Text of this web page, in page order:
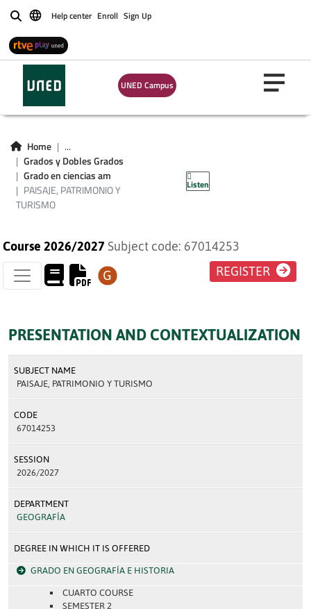
BuscarHelp center Enroll Sign Up
UNED Campus
Home
...
Grados y Dobles Grados
Grado en ciencias am
PAISAJE, PATRIMONIO Y
TURISMO
Listen
PAISAJE,
PATRIMONIO Y
TURISMO
Course 2026/2027 Subject code: 67014253
REGISTER
PRESENTATION AND CONTEXTUALIZATION
SUBJECT NAME
PAISAJE, PATRIMONIO Y TURISMO
CODE
67014253
SESSION
2026/2027
DEPARTMENT
GEOGRAFÍA
DEGREE IN WHICH IT IS OFFERED
GRADO EN GEOGRAFÍA E HISTORIA
CUARTO COURSE
SEMESTER 2